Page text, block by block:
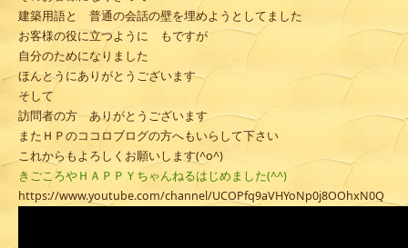
建築用語と 普通の会話の壁を埋めようとしてました
お客様の役に立つように もですが
自分のためになりました
ほんとうにありがとうございます
そして
訪問者の方 ありがとうございます
またＨＰのココロブログの方へもいらして下さい
これからもよろしくお願いします(^o^)
きごころやＨＡＰＰＹちゃんねるはじめました(^^)
https://www.youtube.com/channel/UCOPfq9aVHYoNp0j8OOhxN0Q